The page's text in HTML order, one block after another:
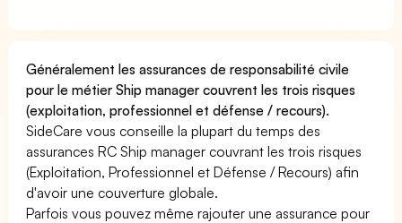
Généralement les assurances de responsabilité civile
pour le métier Ship manager couvrent les trois risques
(exploitation, professionnel et défense / recours).
SideCare vous conseille la plupart du temps des
assurances RC Ship manager couvrant les trois risques
(Exploitation, Professionnel et Défense / Recours) afin
d'avoir une couverture globale.
Parfois vous pouvez même rajouter une assurance pour